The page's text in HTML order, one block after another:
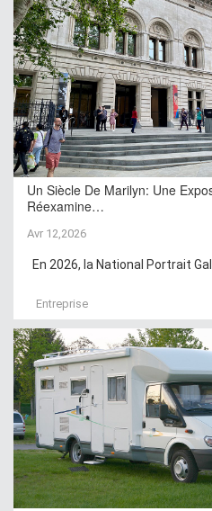
Un Siècle De Marilyn: Une
Réexamine…
Avr 12,2026
En 2026, la National Portrait
Entreprise